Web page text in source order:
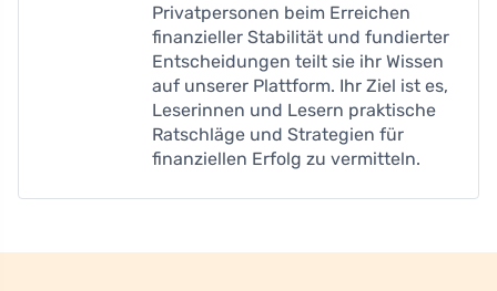
Privatpersonen beim Erreichen
finanzieller Stabilität und fundierter
Entscheidungen teilt sie ihr Wissen
auf unserer Plattform. Ihr Ziel ist es,
Leserinnen und Lesern praktische
Ratschläge und Strategien für
finanziellen Erfolg zu vermitteln.